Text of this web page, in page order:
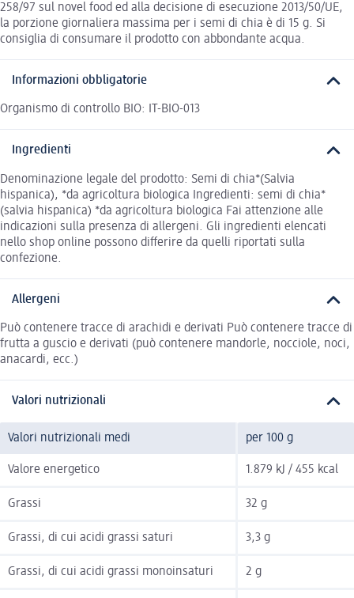
258/97 sul novel food ed alla decisione di esecuzione 2013/50/UE,
la porzione giornaliera massima per i semi di chia è di 15 g. Si
consiglia di consumare il prodotto con abbondante acqua.
Informazioni obbligatorie
Organismo di controllo BIO: IT-BIO-013
Ingredienti
Denominazione legale del prodotto: Semi di chia*(Salvia
hispanica), *da agricoltura biologica Ingredienti: semi di chia*
(salvia hispanica) *da agricoltura biologica Fai attenzione alle
indicazioni sulla presenza di allergeni. Gli ingredienti elencati
nello shop online possono differire da quelli riportati sulla
confezione.
Allergeni
Può contenere tracce di arachidi e derivati Può contenere tracce di
frutta a guscio e derivati (può contenere mandorle, nocciole, noci,
anacardi, ecc.)
Valori nutrizionali
Valori nutrizionali medi per 100 g
Valore energetico 1.879 kJ / 455 kcal
Grassi 32 g
Grassi, di cui acidi grassi saturi 3,3 g
Grassi, di cui acidi grassi monoinsaturi 2 g